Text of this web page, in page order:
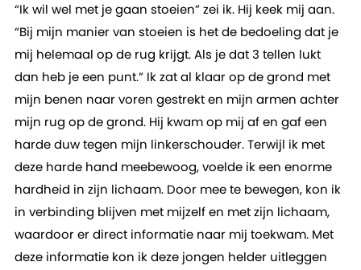
“Ik wil wel met je gaan stoeien” zei ik. Hij keek mij aan.
“Bij mijn manier van stoeien is het de bedoeling dat je
mij helemaal op de rug krijgt. Als je dat 3 tellen lukt
dan heb je een punt.” Ik zat al klaar op de grond met
mijn benen naar voren gestrekt en mijn armen achter
mijn rug op de grond. Hij kwam op mij af en gaf een
harde duw tegen mijn linkerschouder. Terwijl ik met
deze harde hand meebewoog, voelde ik een enorme
hardheid in zijn lichaam. Door mee te bewegen, kon ik
in verbinding blijven met mijzelf en met zijn lichaam,
waardoor er direct informatie naar mij toekwam. Met
deze informatie kon ik deze jongen helder uitleggen